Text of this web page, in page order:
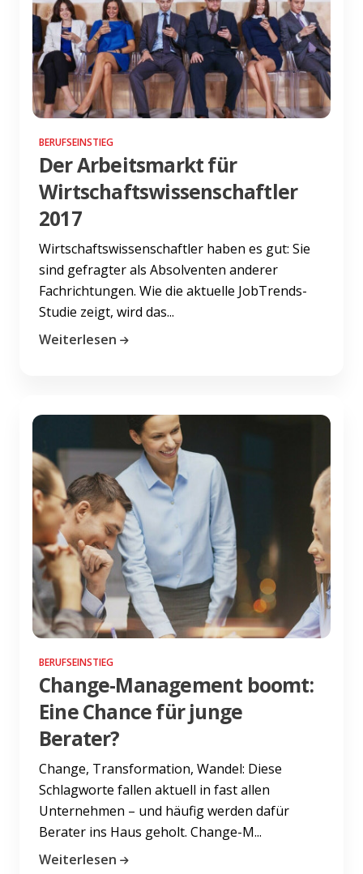
BERUFSEINSTIEG
Der Arbeitsmarkt für
Wirtschaftswissenschaftler
2017
Wirtschaftswissenschaftler haben es gut: Sie
sind gefragter als Absolventen anderer
Fachrichtungen. Wie die aktuelle JobTrends-
Studie zeigt, wird das...
Weiterlesen
BERUFSEINSTIEG
Change-Management boomt:
Eine Chance für junge
Berater?
Change, Transformation, Wandel: Diese
Schlagworte fallen aktuell in fast allen
Unternehmen – und häufig werden dafür
Berater ins Haus geholt. Change-M...
Weiterlesen